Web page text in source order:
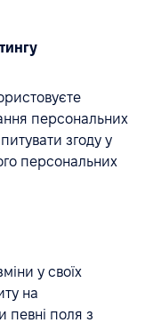
персональних
згоду у
персональних
у своїх
на
певні поля з